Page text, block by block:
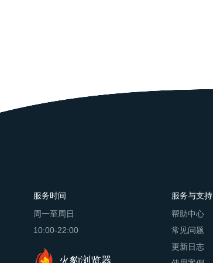
服务时间
周一至周日
10:00-22:00
火豹浏览器
服务与支持
帮助中心
常见问题
更新日志